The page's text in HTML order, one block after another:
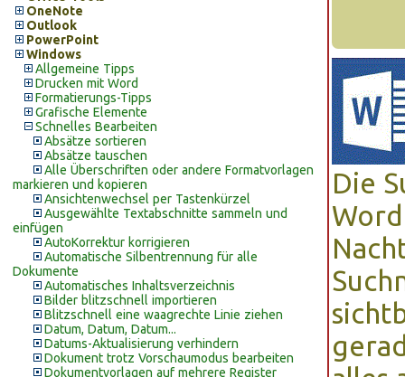
OneNote
Outlook
PowerPoint
Windows
Allgemeine Tipps
Drucken mit Word
Formatierungs-Tipps
Grafische Elemente
Schnelles Bearbeiten
Absätze sortieren
Absätze tauschen
Alle Überschriften oder andere Formatvorlagen
markieren und kopieren
Ansichtenwechsel per Tastenkürzel
Ausgewählte Textabschnitte sammeln und
einfügen
AutoKorrektur korrigieren
Automatische Silbentrennung für alle
Dokumente
Automatisches Inhaltsverzeichnis
Bilder blitzschnell importieren
Blitzschnell eine waagrechte Linie ziehen
Datum, Datum, Datum...
Datums-Aktualisierung verhindern
Dokument trotz Vorschaumodus bearbeiten
Dokumentvorlagen auf mehrere Register
Die